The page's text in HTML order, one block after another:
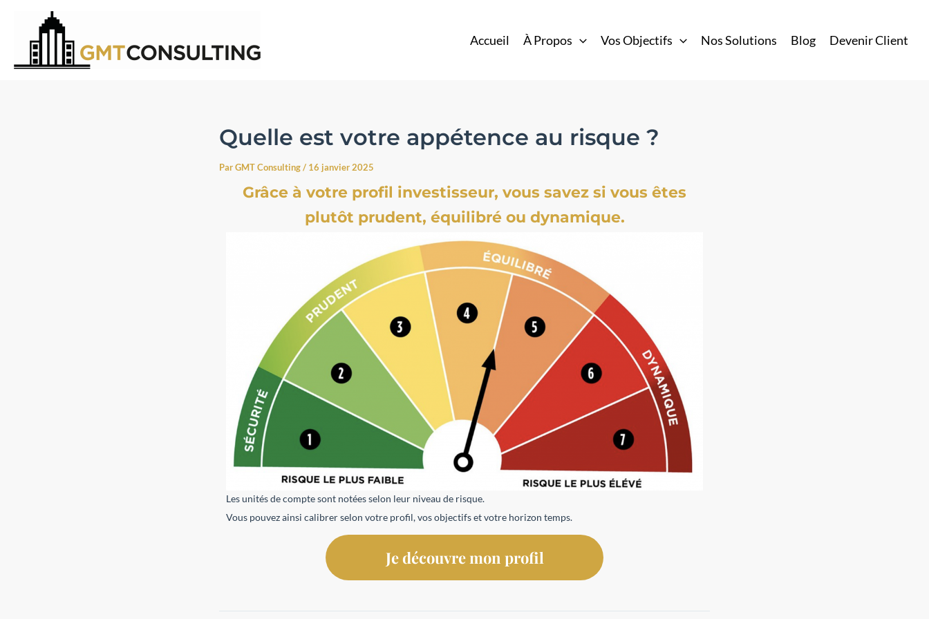
contenu
Accueil À Propos Vos Objectifs Nos Solutions Blog Devenir Client
Quelle est votre appétence au risque ?
ParGMT Consulting/ 16 janvier 2025
Grâce à votre profil investisseur, vous savez si vous êtes
plutôt prudent, équilibré ou dynamique.
Les unités de compte sont notées selon leur niveau de risque.
Vous pouvez ainsi calibrer selon votre profil, vos objectifs et votre horizon temps.
Je découvre mon profil